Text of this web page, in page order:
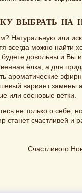
ВЫБРАТЬ НА
Натуральную или
всегда можно найти
будете довольны и Вы
ёлка, а для
ароматические
вариант замены
или сосновые ветки.
не только о себе,
станет счастливей и